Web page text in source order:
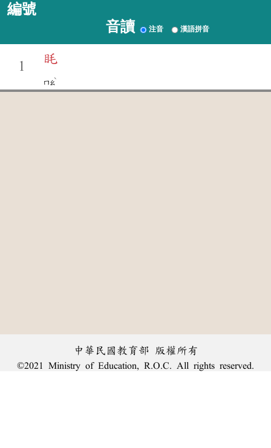
編號
音讀 注音 漢語拼音
1
眊
ㄇㄠ
ˋ
中華民國教育部 版權所有
©2021 Ministry of Education, R.O.C. All rights reserved.